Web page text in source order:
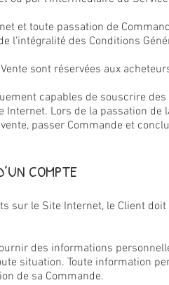
et toute passation de
l'intégralité des Conditions
sont réservées aux
capables de souscrire
Internet. Lors de la passation
passer Commande et
COMPTE
sur le Site Internet, le Client
des informations
situation. Toute information
de sa Commande.